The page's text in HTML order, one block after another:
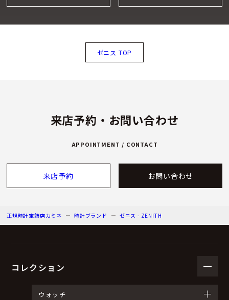
ゼニス TOP
来店予約・お問い合わせ
APPOINTMENT / CONTACT
来店予約 お問い合わせ
正規時計宝飾店カミネ 時計ブランド ゼニス - ZENITH
コレクション
ウォッチ